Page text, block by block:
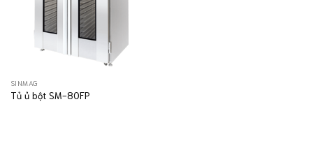
SINMAG
Tủ ủ bột SM-80FP